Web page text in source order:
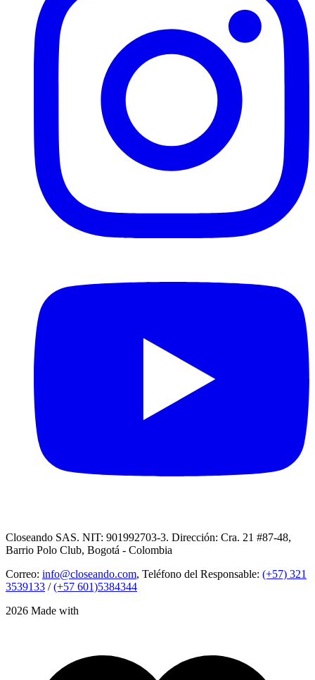
Closeando SAS. NIT: 901992703-3. Dirección: Cra. 21 #87-48,
Barrio Polo Club, Bogotá - Colombia
Correo: info@closeando.com, Teléfono del Responsable: (+57) 321
3539133 /(+57 601)5384344
2026 Made with